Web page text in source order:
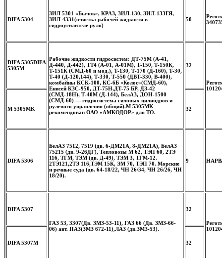
DIFA 5304
ЗИЛ 5301 «Бычок», КРАЗ, ЗИЛ-130, ЗИЛ-133ГЯ,
ЗИЛ-4331(очистка рабочей жидкости в
гидроусилителе руля)
50
DIFA 5305DIFA
5305M
Рабочие жидкости гидросистем: ДТ-75М (А-41,
Д-440, Д-442), ТТ4 (А-01, А-01М), Т-150, Т-150К,
Т-151К (СМД-60 и мод.), Т-130, Т-170 (Д-160), Т-30,
Т-40 (Д-120,144), Т-330, Т-550 (ДВТ-330, В-400),
комбайны КСК-100, КС-6Б «Колос»(СМД-60),
Енисей КЗС-950, ДТ-75Н,ДТ-75 БР, ДЗ-42
(СМД-18Н), Т-40М (Д-144), БелАЗ, ДОН-1500
(СМД-60) — гидросистема силовых цилиндров и
рулевого управления (общий).M 5305MK
рекомендован ОАО «АМКОДОР» для ТО.
32
M 5305MK 32
DIFA 5306
БелАЗ 7512, 7519 (дв. 6-ДМ21А, 8-ДМ21А), БелАЗ
75215 (дв. 9-26ДГ), Тепловозы М 62, ТЭП 60, 2ТЭ
116, ТГМ, ТЭМ (дв. Д-49), ТЭМ 3, ТГМ-12.
2ТЭ121,2ТЭ 116,ТЭМ 15К, ЭМ 70, ТЭП 70. Морские
и речные суда (дв. 64-18/22, ЧН 26/34, ЧН 26/26, ЧН
18/20).
9
DIFA 5307
ГАЗ 53, 3307(Дв. ЗМЗ-53-11), ГАЗ 66 (Дв. ЗМЗ-66-
06) авт. ПАЗ(ЗМЗ 672-11),ЛАЗ (дв.ЗМЗ-53).
32
DIFA 5307M 32